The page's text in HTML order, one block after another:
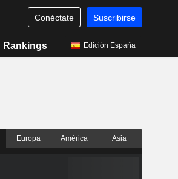
Conéctate Suscribirse
Rankings Edición España
Europa América Asia